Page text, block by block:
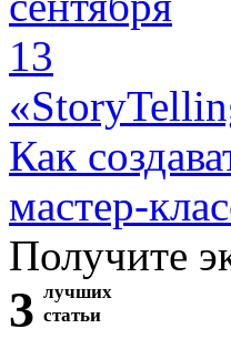
13
Как
мастер-
Получите
3 лучших
статьи